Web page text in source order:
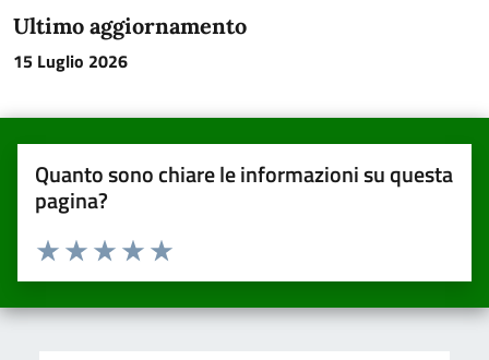
Ultimo aggiornamento
15 Luglio 2026
Quanto sono chiare le informazioni su questa
pagina?
Valuta da 1 a 5 stelle la pagina
Valuta 5 stelle su 5
Valuta 4 stelle su 5
Valuta 3 stelle su 5
Valuta 2 stelle su 5
Valuta una stella su 5